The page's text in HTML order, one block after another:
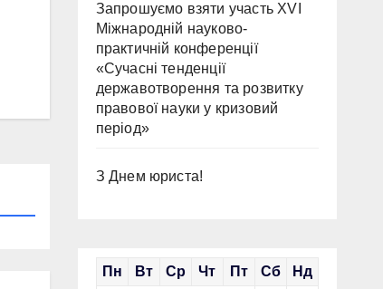
Запрошуємо взяти участь ХVІ
Міжнародній науково-
практичній конференції
«Сучасні тенденції
державотворення та розвитку
правової науки у кризовий
період»
З Днем юриста!
Пн Вт Ср Чт Пт Сб Нд